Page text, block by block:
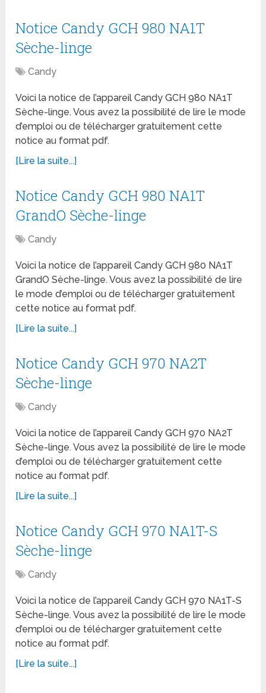
Notice Candy GCH 980 NA1T
Sèche-linge
Candy
Voici la notice de l’appareil Candy GCH 980 NA1T
Sèche-linge. Vous avez la possibilité de lire le mode
d’emploi ou de télécharger gratuitement cette
notice au format pdf.
[Lire la suite...]
Notice Candy GCH 980 NA1T
GrandO Sèche-linge
Candy
Voici la notice de l’appareil Candy GCH 980 NA1T
GrandO Sèche-linge. Vous avez la possibilité de lire
le mode d’emploi ou de télécharger gratuitement
cette notice au format pdf.
[Lire la suite...]
Notice Candy GCH 970 NA2T
Sèche-linge
Candy
Voici la notice de l’appareil Candy GCH 970 NA2T
Sèche-linge. Vous avez la possibilité de lire le mode
d’emploi ou de télécharger gratuitement cette
notice au format pdf.
[Lire la suite...]
Notice Candy GCH 970 NA1T-S
Sèche-linge
Candy
Voici la notice de l’appareil Candy GCH 970 NA1T-S
Sèche-linge. Vous avez la possibilité de lire le mode
d’emploi ou de télécharger gratuitement cette
notice au format pdf.
[Lire la suite...]